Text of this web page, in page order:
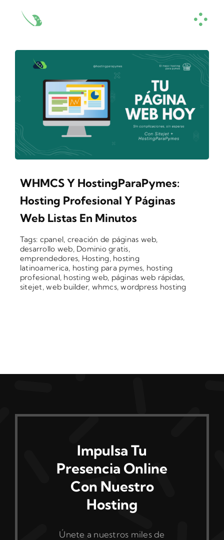
WHMCS Y HostingParaPymes:
Hosting Profesional Y Páginas
Web Listas En Minutos
Tags: cpanel, creación de páginas web,
desarrollo web, Dominio gratis,
emprendedores, Hosting, hosting
latinoamerica, hosting para pymes, hosting
profesional, hosting web, páginas web rápidas,
sitejet,web builder, whmcs,wordpress hosting
Impulsa Tu
Presencia Online
Con Nuestro
Hosting
Únete a nuestros miles de